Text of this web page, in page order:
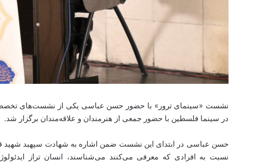
در سینما فلسطین با حضور جمعی از هنرمندان و علاقه‌مندان برگزار شد.
حسن عباسی در ابتدای این نشست ضمن اشاره به شهادت سپهبد شهید
نسبت به افرادی که معرفی می‌کنند می‌شناسند، انسان تراز